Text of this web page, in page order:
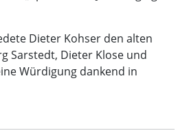
Dieter Kohser den alten
Sarstedt, Dieter Klose und
Würdigung dankend in